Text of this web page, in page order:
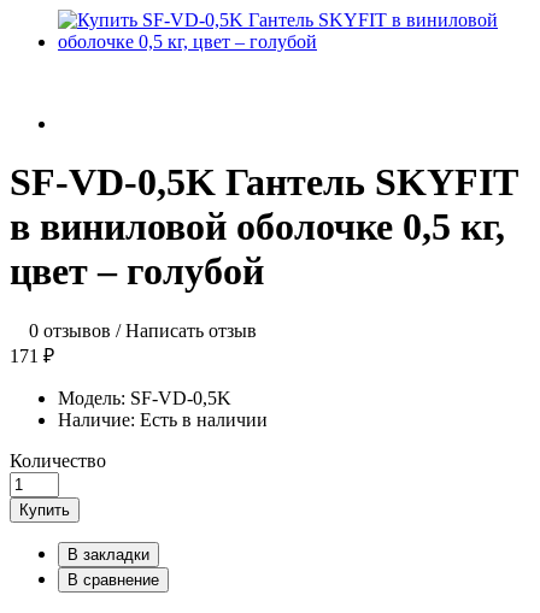
SF-VD-0,5K Гантель SKYFIT
в виниловой оболочке 0,5 кг,
цвет – голубой
0 отзывов /Написать отзыв
171 ₽
Модель: SF-VD-0,5K
Наличие: Есть в наличии
Количество
Купить
В закладки
В сравнение